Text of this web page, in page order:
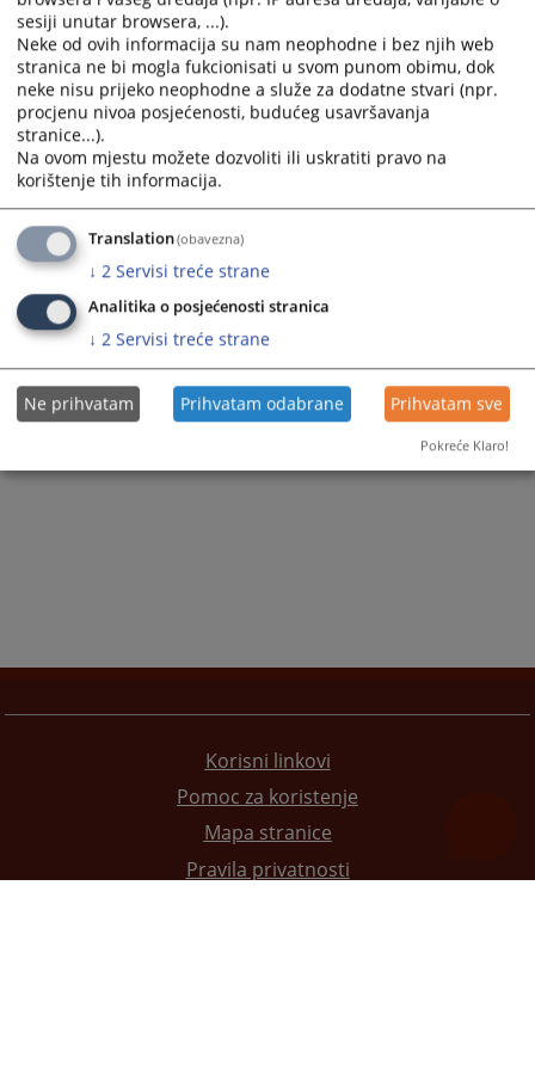
Korisni linkovi
Pomoc za koristenje
Mapa stranice
Pravila privatnosti
sesiji unutar browsera, ...).
Neke od ovih informacija su nam neophodne i bez njih web
stranica ne bi mogla fukcionisati u svom punom obimu, dok
neke nisu prijeko neophodne a služe za dodatne stvari (npr.
procjenu nivoa posjećenosti, budućeg usavršavanja
stranice...).
Na ovom mjestu možete dozvoliti ili uskratiti pravo na
korištenje tih informacija.
Translation(obavezna)
↓ 2 Servisi treće strane
Analitika o posjećenosti stranica
↓ 2 Servisi treće strane
Ne prihvatam Prihvatam odabrane Prihvatam sve
Pokreće Klaro!